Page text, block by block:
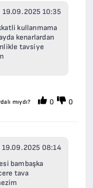
19.09.2025 10:35
kullanmama
kenarlardan
tavsiye
mıydı? 0 0
19.09.2025 08:14
bambaşka
tava